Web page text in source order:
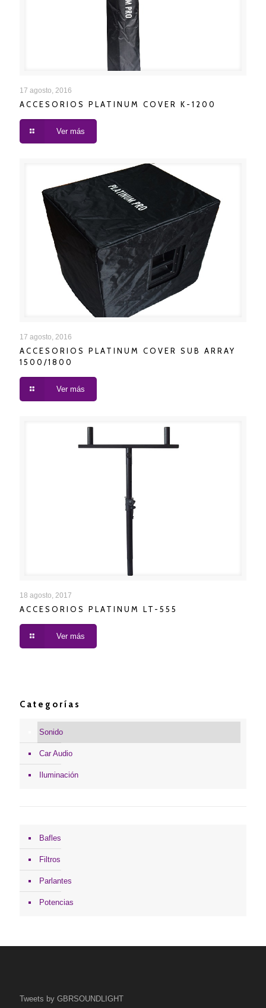
ACCESORIOS PLATINUM COVER K-1200
17 agosto, 2016
ACCESORIOS PLATINUM COVER K-1200
Ver más
ACCESORIOS PLATINUM COVER SUB ARRAY
17 agosto, 2016
ACCESORIOS PLATINUM COVER SUB ARRAY
1500/1800
Ver más
ACCESORIOS PLATINUM LT-555
18 agosto, 2017
ACCESORIOS PLATINUM LT-555
Ver más
Categorías
Sonido
Car Audio
Iluminación
Bafles
Filtros
Parlantes
Potencias
Tweets by GBRSOUNDLIGHT